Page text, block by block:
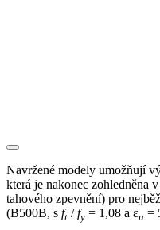
Navržené modely umožňují
která je nakonec zohledněna
tahového zpevnění) pro
(B500B, s ft /fy = 1,08 a εu =